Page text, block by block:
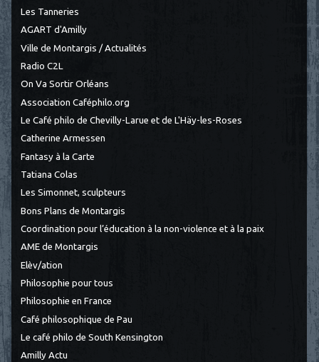
Les Tanneries
AGART d'Amilly
Ville de Montargis / Actualités
Radio C2L
On Va Sortir Orléans
Association Caféphilo.org
Le Café philo de Chevilly-Larue et de L'Häy-les-Roses
Catherine Armessen
Fantasy à la Carte
Tatiana Colas
Les Simonnet, sculpteurs
Bons Plans de Montargis
Coordination pour l’éducation à la non-violence et à la paix
AME de Montargis
Elèv/ation
Philosophie pour tous
Philosophie en France
Café philosophique de Pau
Le café philo de South Kensington
Amilly Actu